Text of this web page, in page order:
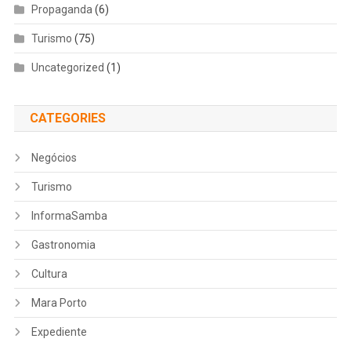
Propaganda(6)
Turismo (75)
Uncategorized (1)
CATEGORIES
Negócios
Turismo
InformaSamba
Gastronomia
Cultura
Mara Porto
Expediente